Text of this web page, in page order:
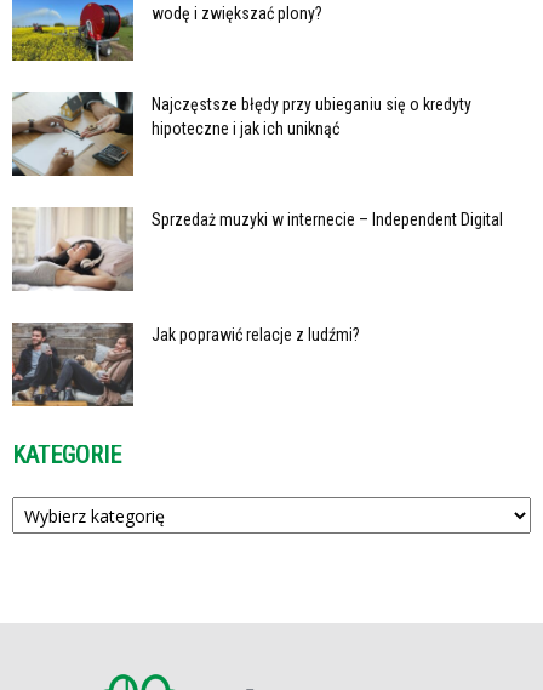
wodę i zwiększać plony?
Najczęstsze błędy przy ubieganiu się o kredyty
hipoteczne i jak ich uniknąć
Sprzedaż muzyki w internecie – Independent Digital
Jak poprawić relacje z ludźmi?
KATEGORIE
Kategorie